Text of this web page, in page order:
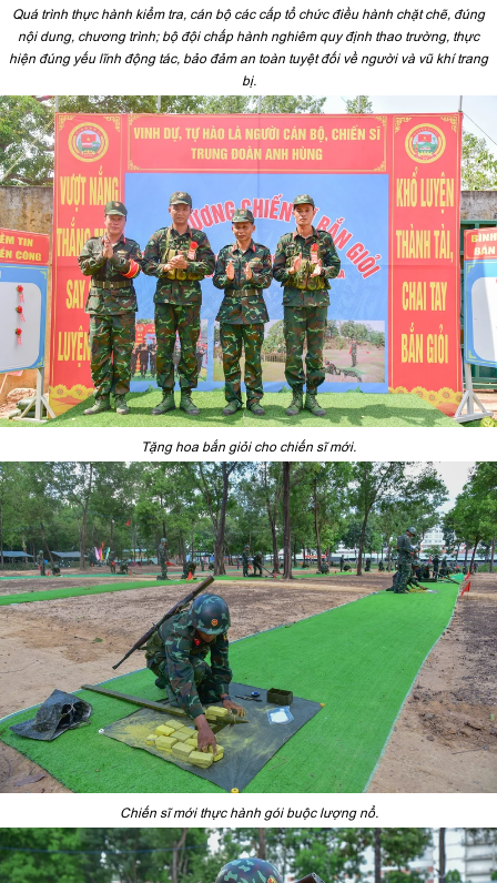
Quá trình thực hành kiểm tra, cán bộ các cấp tổ chức điều hành chặt chẽ, đúng
nội dung, chương trình; bộ đội chấp hành nghiêm quy định thao trường, thực
hiện đúng yếu lĩnh động tác, bảo đảm an toàn tuyệt đối về người và vũ khí trang
bị.
Tặng hoa bắn giỏi cho chiến sĩ mới.
Chiến sĩ mới thực hành gói buộc lượng nổ.